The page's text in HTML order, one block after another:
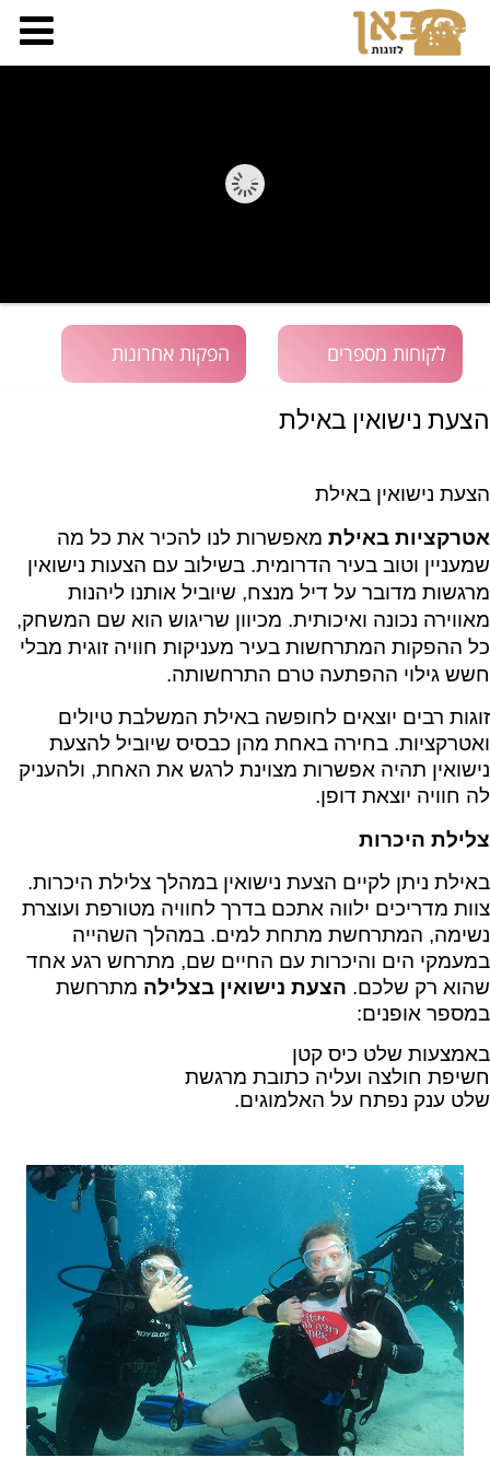
לקוחות מספרים הפקות אחרונות
הצעת נישואין באילת
הצעת נישואין באילת
אטרקציות באילת מאפשרות לנו להכיר את כל מה
שמעניין וטוב בעיר הדרומית. בשילוב עם הצעות נישואין
מרגשות מדובר על דיל מנצח, שיוביל אותנו ליהנות
מאווירה נכונה ואיכותית. מכיוון שריגוש הוא שם המשחק,
כל ההפקות המתרחשות בעיר מעניקות חוויה זוגית מבלי
חשש גילוי ההפתעה טרם התרחשותה.
זוגות רבים יוצאים לחופשה באילת המשלבת טיולים
ואטרקציות. בחירה באחת מהן כבסיס שיוביל להצעת
נישואין תהיה אפשרות מצוינת לרגש את האחת, ולהעניק
לה חוויה יוצאת דופן.
צלילת היכרות
באילת ניתן לקיים הצעת נישואין במהלך צלילת היכרות.
צוות מדריכים ילווה אתכם בדרך לחוויה מטורפת ועוצרת
נשימה, המתרחשת מתחת למים. במהלך השהייה
במעמקי הים והיכרות עם החיים שם, מתרחש רגע אחד
שהוא רק שלכם. הצעת נישואין בצלילה מתרחשת
במספר אופנים:
באמצעות שלט כיס קטן
חשיפת חולצה ועליה כתובת מרגשת
שלט ענק נפתח על האלמוגים.